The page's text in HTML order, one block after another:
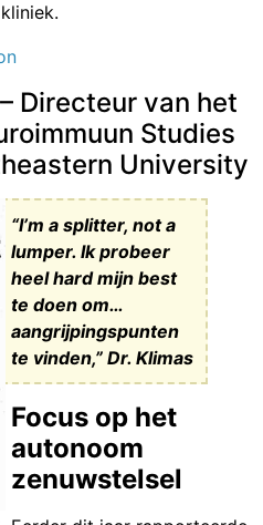
Directeur van het
Studies
University
“I’m a splitter, not a
lumper. Ik probeer
heel hard mijn best
te doen om…
aangrijpingspunten
te vinden,” Dr. Klimas
Focus op het
autonoom
zenuwstelsel